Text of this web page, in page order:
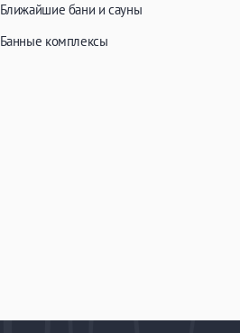
Ближайшие бани и сауны
Банные комплексы